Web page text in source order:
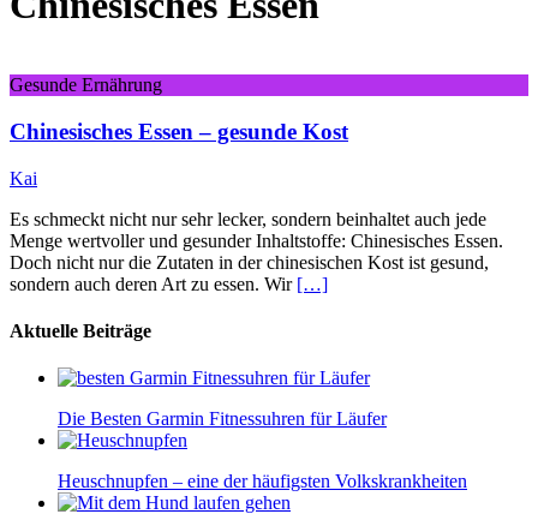
Gesunde Ernährung
Chinesisches Essen – gesunde Kost
Kai
Es schmeckt nicht nur sehr lecker, sondern beinhaltet auch jede
Menge wertvoller und gesunder Inhaltstoffe: Chinesisches Essen.
Doch nicht nur die Zutaten in der chinesischen Kost ist gesund,
sondern auch deren Art zu essen. Wir […]
Aktuelle Beiträge
Die Besten Garmin Fitnessuhren für Läufer
Heuschnupfen – eine der häufigsten Volkskrankheiten